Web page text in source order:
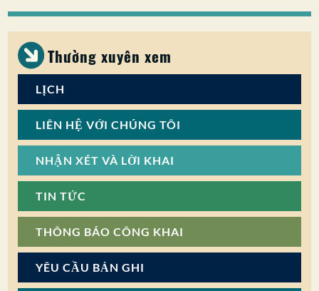
Thường xuyên xem
LỊCH
LIÊN HỆ VỚI CHÚNG TÔI
NHẬN XÉT VÀ LỜI KHAI
TIN TỨC
THÔNG BÁO CÔNG KHAI
YÊU CẦU BẢN GHI